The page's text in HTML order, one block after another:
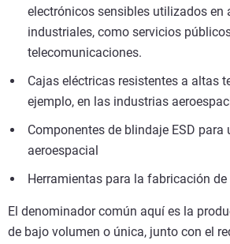
electrónicos sensibles utilizados en
industriales, como servicios
telecomunicaciones.
Cajas eléctricas resistentes a altas
ejemplo, en las industrias
Componentes de blindaje ESD para
aeroespacial
Herramientas para la fabricación
El denominador común aquí es la
de bajo volumen o única, junto con el